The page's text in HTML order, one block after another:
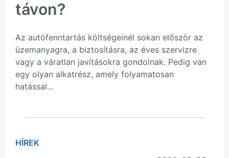
távon?
Az autófenntartás költségeinél sokan először az
üzemanyagra, a biztosításra, az éves szervizre
vagy a váratlan javításokra gondolnak. Pedig van
egy olyan alkatrész, amely folyamatosan
hatással...
HÍREK